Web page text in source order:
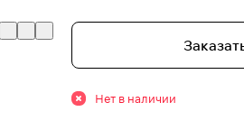
Нет в наличии